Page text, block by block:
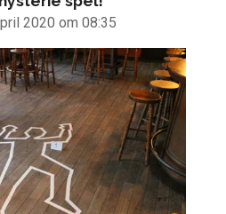
2020 om 08:35